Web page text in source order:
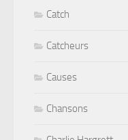
Catch
Catcheurs
Causes
Chansons